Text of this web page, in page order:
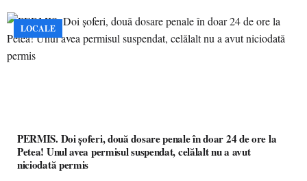
LOCALE
PERMIS. Doi șoferi, două dosare penale în doar 24 de ore la
Petea! Unul avea permisul suspendat, celălalt nu a avut
niciodată permis